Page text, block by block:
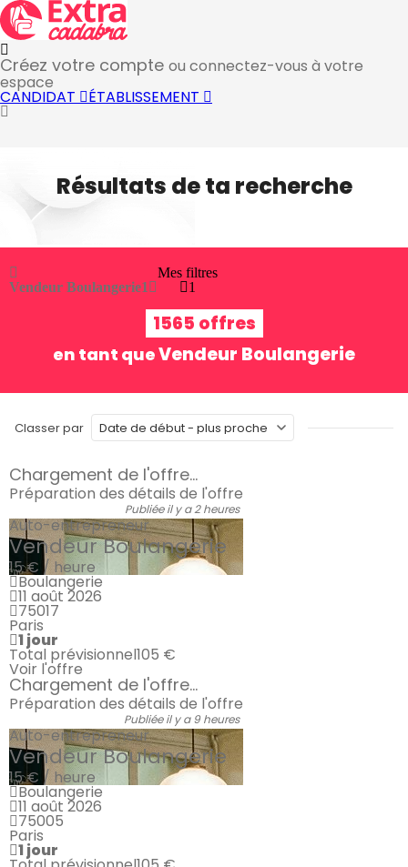
Créez votre compte ou connectez-vous à votre
espace
CANDIDAT ÉTABLISSEMENT
Résultats de ta recherche
Vendeur Boulangerie1
Mes filtres
1
1565 offres
en tant queVendeur Boulangerie
Classer par
Chargement de l'offre...
Préparation des détails de l'offre
Publiée il y a 2 heures
Auto-entrepreneur
Vendeur Boulangerie
15 € / heure
Boulangerie
11 août 2026
75017
Paris
1 jour
Total prévisionnel105 €
Voir l'offre
Chargement de l'offre...
Préparation des détails de l'offre
Publiée il y a 9 heures
Auto-entrepreneur
Vendeur Boulangerie
15 € / heure
Boulangerie
11 août 2026
75005
Paris
1 jour